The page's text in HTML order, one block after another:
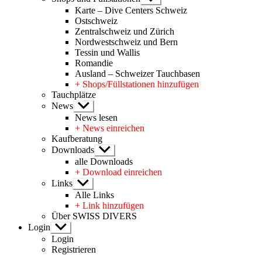
anzeigen
Karte – Dive Centers Schweiz
Ostschweiz
Zentralschweiz und Zürich
Nordwestschweiz und Bern
Tessin und Wallis
Romandie
Ausland – Schweizer Tauchbasen
+ Shops/Füllstationen hinzufügen
Tauchplätze
News Untermenü
anzeigen
News lesen
+ News einreichen
Kaufberatung
Downloads Untermenü
anzeigen
alle Downloads
+ Download einreichen
Links Untermenü
anzeigen
Alle Links
+ Link hinzufügen
Über SWISS DIVERS
Login Untermenü
anzeigen
Login
Registrieren